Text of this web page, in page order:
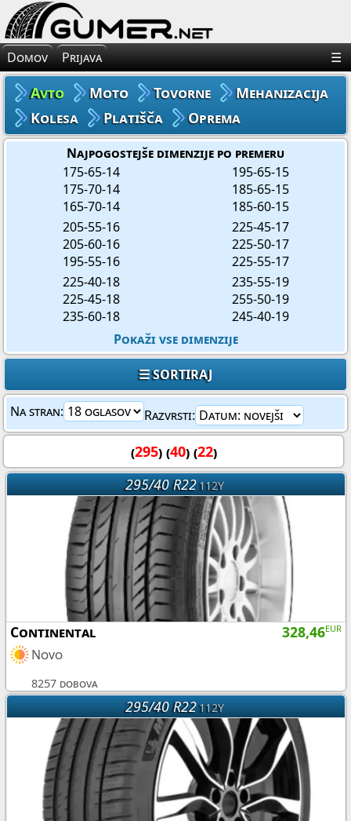
×
Avto Gume
Moto Gume
Tovorne Gume
Gume za Mehanizacijo
Gume za Kolo
Domov Prijava ☰
Avto Moto Tovorne
Mehanizacija
Kolesa
Platišča Oprema
Najpogostejše dimenzije po premeru
175-65-14
175-70-14
165-70-14
195-65-15
185-65-15
185-60-15
205-55-16
205-60-16
195-55-16
225-45-17
225-50-17
225-55-17
225-40-18
225-45-18
235-60-18
235-55-19
255-50-19
245-40-19
Pokaži vse dimenzije
☰ SORTIRAJ
Na stran: Razvrsti:
(295) (40) (22)
295/40 R22112Y
328,46EUR
Continental
Novo
8257 dobova
295/40 R22112Y